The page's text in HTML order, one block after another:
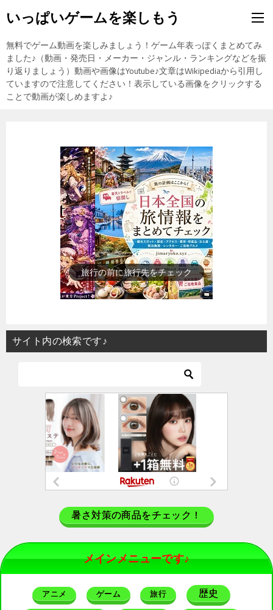
いっぱいゲームを楽しもう
無料でゲーム動画を楽しみましょう！ゲーム年表っぽくまとめてみ
ました♪（動画・発売日・メーカー・ジャンル・ランキングなどを振
り返りましょう）動画や画像はYoutube♪文章はWikipediaから引用し
ていますので注意してください！表示している画像をクリックする
ことで動画が楽しめますよ♪
旅行の前に旅行先をチェック
サイト内の検索です♪
暑さ対策の商品をチェック！
メインメニューです♪
アニメ ゲーム 旅行 歴史